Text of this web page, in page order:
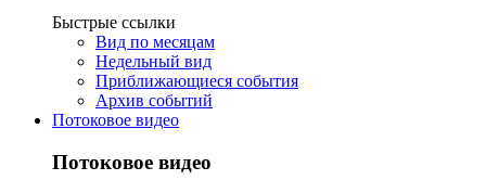
Быстрые ссылки
Вид по месяцам
Недельный вид
Приближающиеся события
Архив событий
Потоковое видео
Потоковое видео